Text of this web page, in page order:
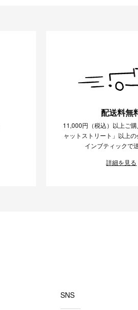
配送料無
11,000円（税込）以上ご
ャットストリート」以上
インブティックで
詳細を見る
SNS